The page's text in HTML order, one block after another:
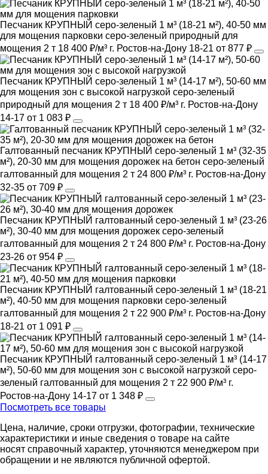
Песчаник КРУПНЫЙ серо-зеленый 1 м³ (18-21 м²), 40-50 мм
для мощения парковки серо-зеленый природный для
мощения 2 т 18 400 ₽/м³ г. Ростов-на-Дону 18-21 от 877 ₽
Песчаник КРУПНЫЙ серо-зеленый 1 м³ (14-17 м²), 50-60 мм
для мощения зон с высокой нагрузкой серо-зеленый
природный для мощения 2 т 18 400 ₽/м³ г. Ростов-на-Дону
14-17 от 1 083 ₽
Галтованный песчаник КРУПНЫЙ серо-зеленый 1 м³ (32-35
м²), 20-30 мм для мощения дорожек на бетон серо-зеленый
галтованный для мощения 2 т 24 800 ₽/м³ г. Ростов-на-Дону
32-35 от 709 ₽
Песчаник КРУПНЫЙ галтованный серо-зеленый 1 м³ (23-26
м²), 30-40 мм для мощения дорожек серо-зеленый
галтованный для мощения 2 т 24 800 ₽/м³ г. Ростов-на-Дону
23-26 от 954 ₽
Песчаник КРУПНЫЙ галтованный серо-зеленый 1 м³ (18-21
м²), 40-50 мм для мощения парковки серо-зеленый
галтованный для мощения 2 т 22 900 ₽/м³ г. Ростов-на-Дону
18-21 от 1 091 ₽
Песчаник КРУПНЫЙ галтованный серо-зеленый 1 м³ (14-17
м²), 50-60 мм для мощения зон с высокой нагрузкой серо-
зеленый галтованный для мощения 2 т 22 900 ₽/м³ г.
Ростов-на-Дону 14-17 от 1 348 ₽
Посмотреть все товары
Цена, наличие, сроки отгрузки, фотографии, технические
характеристики и иные сведения о товаре на сайте
носят справочный характер, уточняются менеджером при
обращении и не являются публичной офертой.